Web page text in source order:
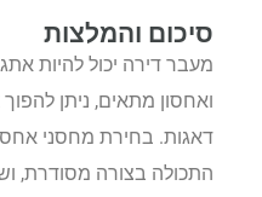
סיכום והמלצות
מעבר דירה יכול להיות
ואחסון מתאים, ניתן
דאגות. בחירת מחסני אחסון
התכולה בצורה מסודרת,